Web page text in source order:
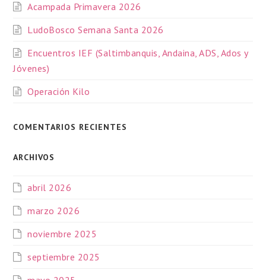
Acampada Primavera 2026
LudoBosco Semana Santa 2026
Encuentros IEF (Saltimbanquis, Andaina, ADS, Ados y
Jóvenes)
Operación Kilo
COMENTARIOS RECIENTES
ARCHIVOS
abril 2026
marzo 2026
noviembre 2025
septiembre 2025